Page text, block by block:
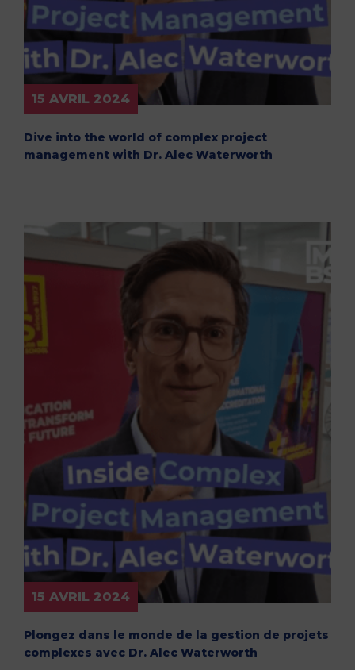
15 AVRIL 2024
Dive into the world of complex project
management with Dr. Alec Waterworth
15 AVRIL 2024
Plongez dans le monde de la gestion de projets
complexes avec Dr. Alec Waterworth